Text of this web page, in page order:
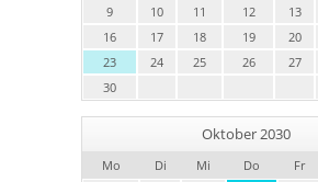
9
10 11 12 13
16
17 18 19 20
23
24 25 26 27
30
Oktober 2030
Mo Di Mi Do Fr